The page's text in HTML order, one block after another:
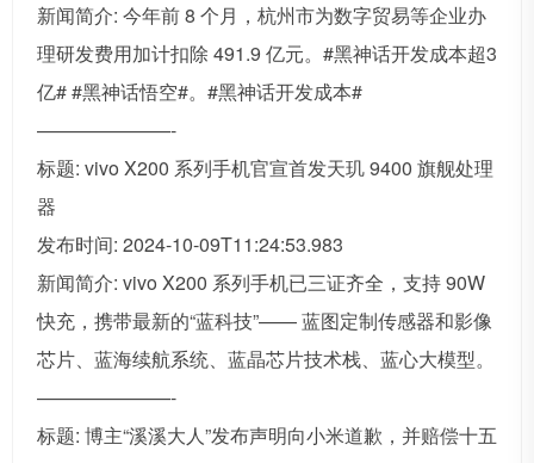
新闻简介: 今年前 8 个月，杭州市为数字贸易等企业办
理研发费用加计扣除 491.9 亿元。#黑神话开发成本超3
亿# #黑神话悟空#。#黑神话开发成本#
———————-
标题: vivo X200 系列手机官宣首发天玑 9400 旗舰处理
器
发布时间: 2024-10-09T11:24:53.983
新闻简介: vivo X200 系列手机已三证齐全，支持 90W
快充，携带最新的“蓝科技”—— 蓝图定制传感器和影像
芯片、蓝海续航系统、蓝晶芯片技术栈、蓝心大模型。
———————-
标题: 博主“溪溪大人”发布声明向小米道歉，并赔偿十五